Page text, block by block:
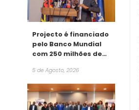
Projecto é financiado
pelo Banco Mundial
com 250 milhões de
5 de Agosto, 2026